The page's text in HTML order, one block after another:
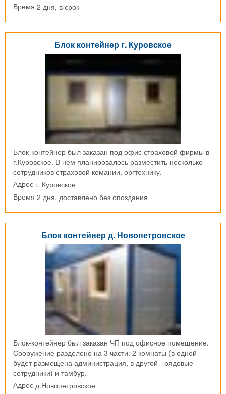
Время 2 дня, в срок
Блок контейнер г. Куровское
Блок-контейнер был заказан под офис страховой фирмы в
г.Куровское. В нем планировалось разместить несколько
сотрудников страховой комании, оргтехнику.
Адрес г. Куровское
Время 2 дня, доставлено без опоздания
Блок контейнер д. Новопетровское
Блок-контейнер был заказан ЧП под офисное помещение.
Сооружение разделено на 3 части: 2 комнаты (в одной
будет размещена администрация, в другой - рядовые
сотрудники) и тамбур.
Адрес д.Новопетровское